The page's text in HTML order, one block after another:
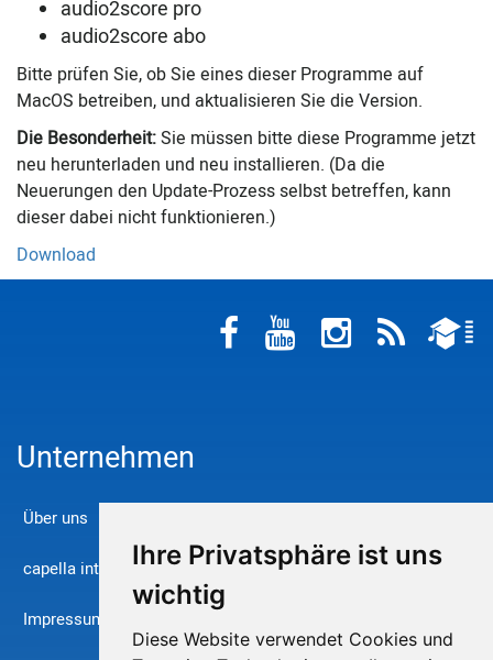
Ihre Privatsphäre ist uns
wichtig
Diese Website verwendet Cookies und
audio2score pro
audio2score abo
Bitte prüfen Sie, ob Sie eines dieser Programme auf
MacOS betreiben, und aktualisieren Sie die Version.
Die Besonderheit:Sie müssen bitte diese Programme jetzt
neu herunterladen und neu installieren. (Da die
Neuerungen den Update-Prozess selbst betreffen, kann
dieser dabei nicht funktionieren.)
Download
Unternehmen
Über uns
capella international
Impressum